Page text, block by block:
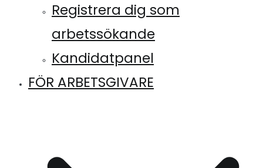
Registrera dig som
arbetssökande
Kandidatpanel
FÖR ARBETSGIVARE